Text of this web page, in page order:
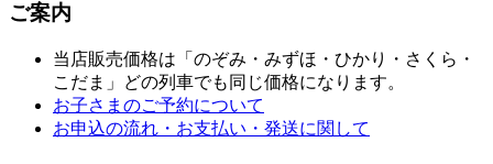
ご案内
当店販売価格は「のぞみ・みずほ・ひかり・さくら・
こだま」どの列車でも同じ価格になります。
お子さまのご予約について
お申込の流れ・お支払い・発送に関して